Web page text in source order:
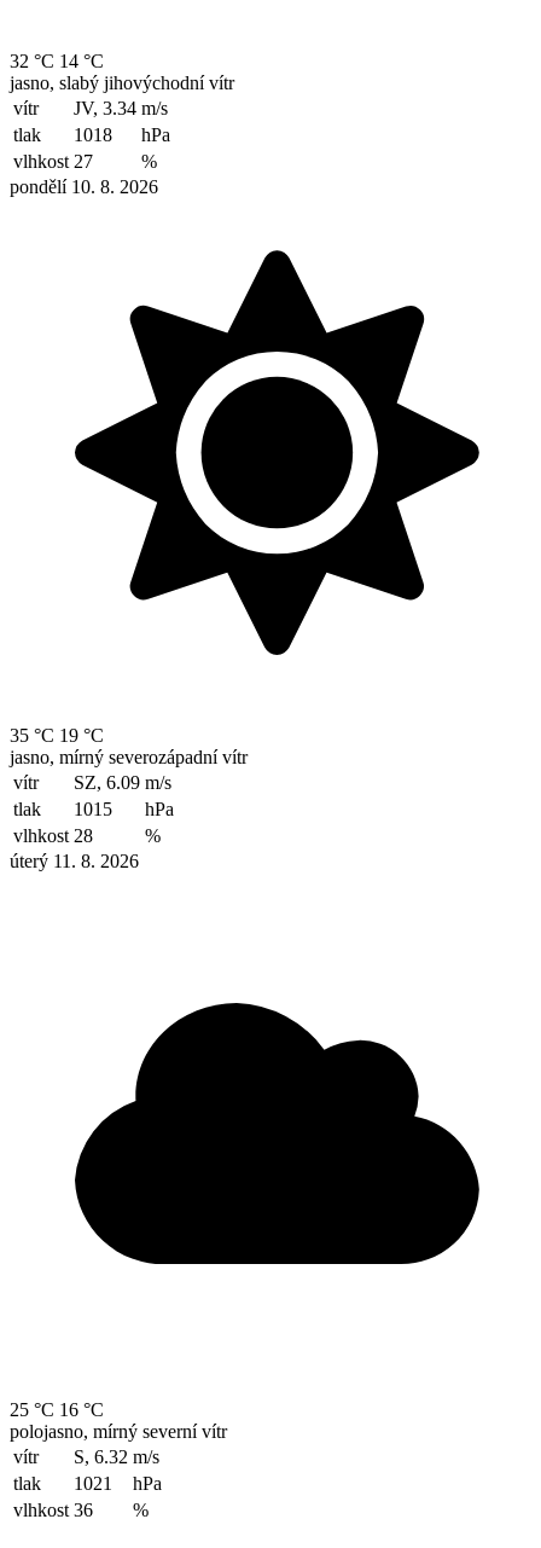
32 °C 14 °C
jasno, slabý jihovýchodní vítr
vítr
JV, 3.34 m/s
tlak
1018
hPa
vlhkost 27
%
pondělí 10. 8. 2026
35 °C 19 °C
jasno, mírný severozápadní vítr
vítr
SZ, 6.09 m/s
tlak
1015
hPa
vlhkost 28
%
úterý 11. 8. 2026
25 °C 16 °C
polojasno, mírný severní vítr
vítr
S, 6.32 m/s
tlak
1021
hPa
vlhkost 36 %